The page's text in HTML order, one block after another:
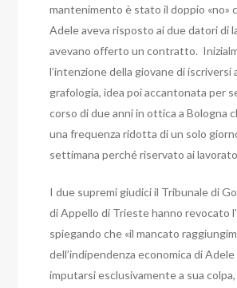
mantenimento è stato il doppio «no»
Adele aveva risposto ai due datori di
avevano offerto un contratto.
l’intenzione della giovane di iscriversi
grafologia, idea poi accantonata per
corso di due anni in ottica a Bologna
una frequenza ridotta di un solo
settimana perché riservato ai
I due supremi giudici il Tribunale di
di Appello di Trieste hanno revocato
spiegando che «il mancato
dell’indipendenza economica di
imputarsi esclusivamente a sua